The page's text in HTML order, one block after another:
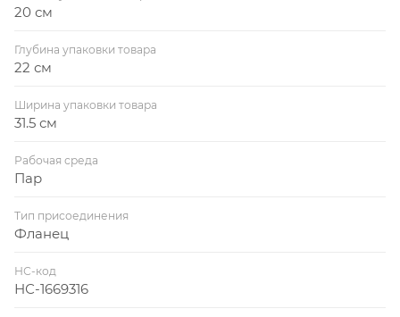
20 см
Глубина упаковки товара
22 см
Ширина упаковки товара
31.5 см
Рабочая среда
Пар
Тип присоединения
Фланец
НС-код
НС-1669316